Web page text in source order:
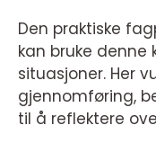
Den praktiske
kan bruke denne
situasjoner. Her
gjennomføring,
til å reflektere